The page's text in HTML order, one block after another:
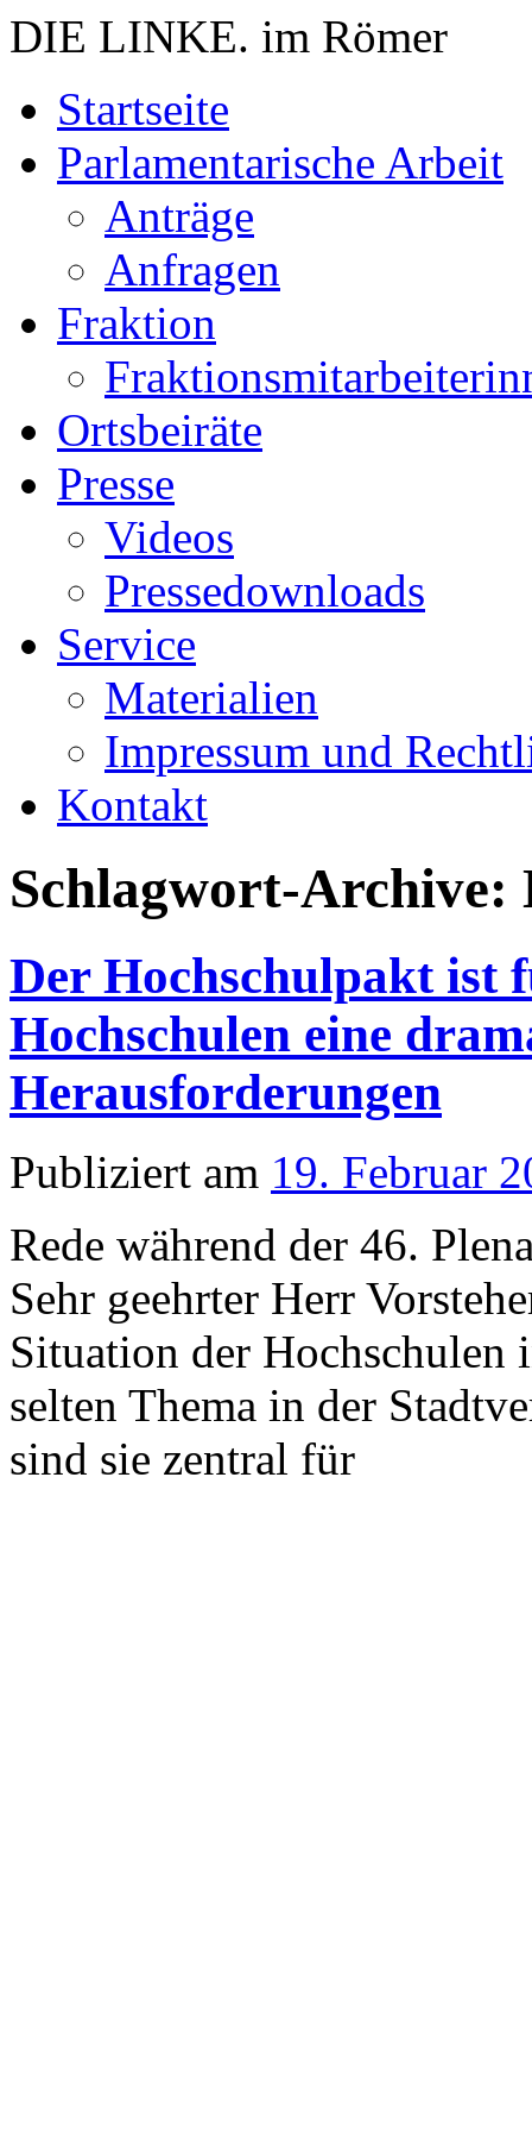
DIE LINKE. im Römer
Inhalt
springenStartseite
Parlamentarische Arbeit
Anträge
Anfragen
Fraktion
Ortsbeiräte
Presse
Videos
Pressedownloads
Service
Materialien
Impressum und
Kontakt
Schlagwort-Archive:
Der Hochschulpakt ist
Hochschulen eine
Herausforderungen
Publiziert am 19. Februar
Rede während der 46.
Sehr geehrter Herr
Situation der
selten Thema in der
sind sie zentral für